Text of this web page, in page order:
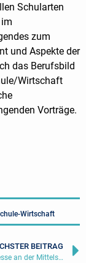
Schularten
zum
und Aspekte der
das Berufsbild
Wirtschaft
Vorträge.
Wirtschaft
BEITRAG
Ausbildungsmesse an der Mittelschule Waldsassen | 11.03.2017